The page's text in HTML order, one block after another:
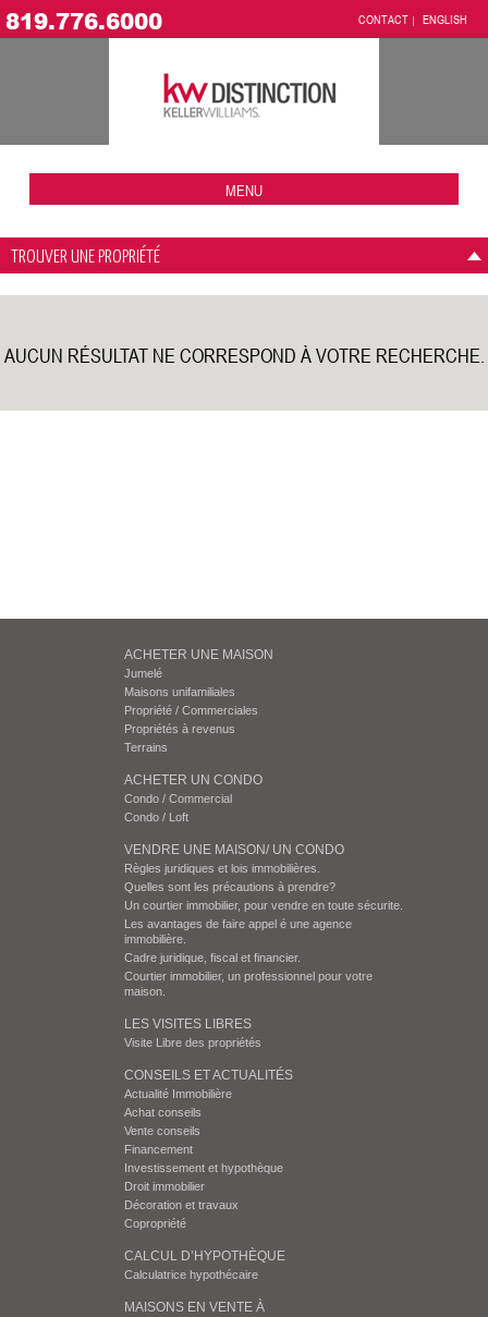
819.776.6000 CONTACT ENGLISH
MENU
TROUVER UNE PROPRIÉTÉ
AUCUN RÉSULTAT NE CORRESPOND À VOTRE RECHERCHE.
ACHETER UNE MAISON
Jumelé
Maisons unifamiliales
Propriété / Commerciales
Propriétés à revenus
Terrains
ACHETER UN CONDO
Condo / Commercial
Condo / Loft
VENDRE UNE MAISON/ UN CONDO
Règles juridiques et lois immobilières.
Quelles sont les précautions à prendre?
Un courtier immobilier, pour vendre en toute sécurite.
Les avantages de faire appel é une agence
immobilière.
Cadre juridique, fiscal et financier.
Courtier immobilier, un professionnel pour votre
maison.
LES VISITES LIBRES
Visite Libre des propriétés
CONSEILS ET ACTUALITÉS
Actualité Immobilière
Achat conseils
Vente conseils
Financement
Investissement et hypothèque
Droit immobilier
Décoration et travaux
Copropriété
CALCUL D’HYPOTHÈQUE
Calculatrice hypothécaire
MAISONS EN VENTE À